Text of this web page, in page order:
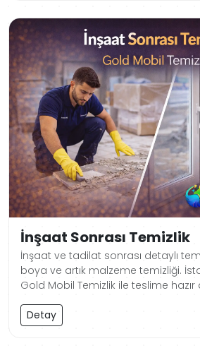
İnşaat Sonrası Temizlik
İnşaat ve tadilat sonrası detaylı
boya ve artık malzeme temizliği.
Gold Mobil Temizlik ile teslime hazır
Detay